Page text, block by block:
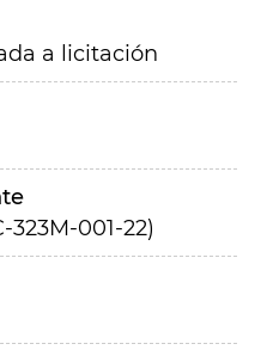
a licitación
323M-001-22)